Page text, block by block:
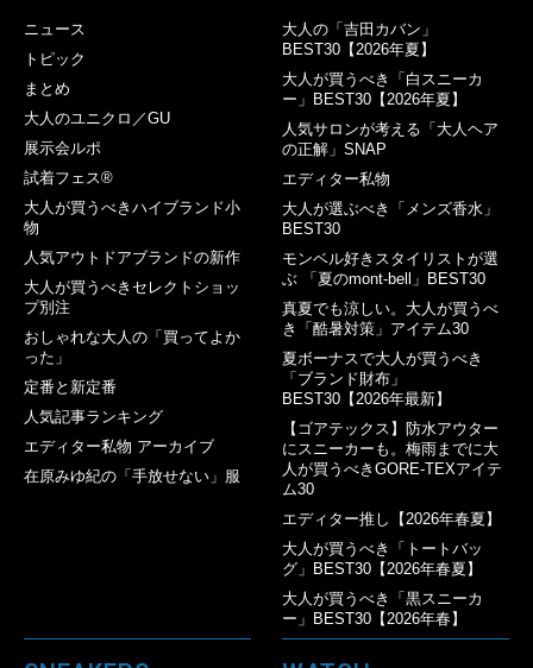
ニュース
トピック
まとめ
大人のユニクロ／GU
展示会ルポ
試着フェス®︎
大人が買うべきハイブランド小
物
人気アウトドアブランドの新作
大人が買うべきセレクトショッ
プ別注
おしゃれな大人の「買ってよか
った」
定番と新定番
人気記事ランキング
エディター私物 アーカイブ
在原みゆ紀の「手放せない」服
大人の「吉田カバン」
BEST30【2026年夏】
大人が買うべき「白スニーカ
ー」BEST30【2026年夏】
人気サロンが考える「大人ヘア
の正解」SNAP
エディター私物
大人が選ぶべき「メンズ香水」
BEST30
モンベル好きスタイリストが選
ぶ 「夏のmont-bell」BEST30
真夏でも涼しい。大人が買うべ
き「酷暑対策」アイテム30
夏ボーナスで大人が買うべき
「ブランド財布」
BEST30【2026年最新】
【ゴアテックス】防水アウター
にスニーカーも。梅雨までに大
人が買うべきGORE-TEXアイテ
ム30
エディター推し【2026年春夏】
大人が買うべき「トートバッ
グ」BEST30【2026年春夏】
大人が買うべき「黒スニーカ
ー」BEST30【2026年春】